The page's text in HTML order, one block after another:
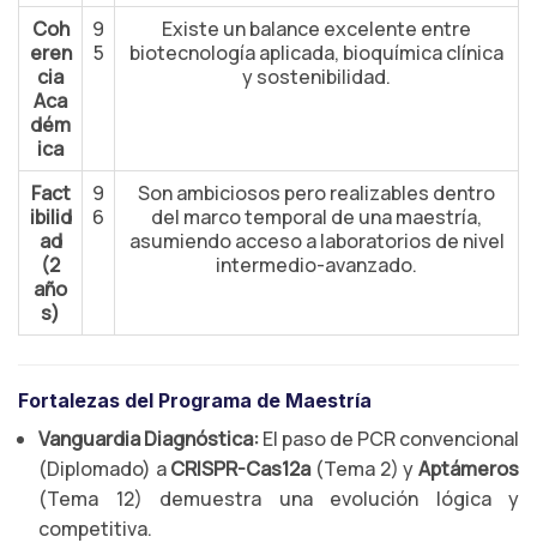
Coh
eren
cia
Aca
dém
ica
9
5
Existe un balance excelente entre
biotecnología aplicada, bioquímica clínica
y sostenibilidad.
Fact
ibilid
ad
(2
año
s)
9
6
Son ambiciosos pero realizables dentro
del marco temporal de una maestría,
asumiendo acceso a laboratorios de nivel
intermedio-avanzado.
Fortalezas del Programa de Maestría
Vanguardia Diagnóstica:El paso de PCR convencional
(Diplomado) aCRISPR-Cas12a(Tema 2) yAptámeros
(Tema 12) demuestra una evolución lógica y
competitiva.